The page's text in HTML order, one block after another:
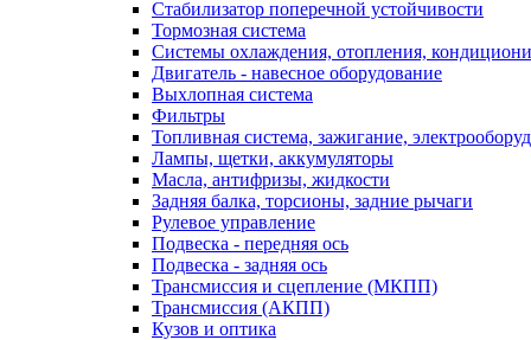
Стабилизатор поперечной устойчивости
Тормозная система
Системы охлаждения, отопления,
Двигатель - навесное оборудование
Выхлопная система
Фильтры
Топливная система, зажигание,
Лампы, щетки, аккумуляторы
Масла, антифризы, жидкости
Задняя балка, торсионы, задние рычаги
Рулевое управление
Подвеска - передняя ось
Подвеска - задняя ось
Трансмиссия и сцепление (МКПП)
Трансмиссия (АКПП)
Кузов и оптика